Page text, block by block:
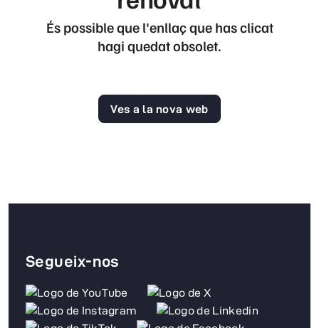
És possible que l'enllaç que has clicat
hagi quedat obsolet.
Ves a la nova web
Segueix-nos